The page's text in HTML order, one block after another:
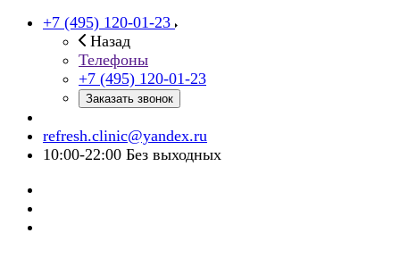
+7 (495) 120-01-23
Назад
Телефоны
+7 (495) 120-01-23
Заказать звонок
refresh.clinic@yandex.ru
10:00-22:00 Без выходных